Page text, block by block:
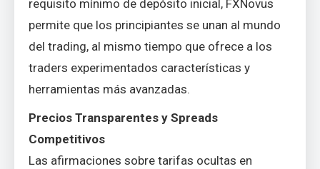
requisito mínimo de depósito inicial, FXNovus
permite que los principiantes se unan al mundo
del trading, al mismo tiempo que ofrece a los
traders experimentados características y
herramientas más avanzadas.
Precios Transparentes y Spreads
Competitivos
Las afirmaciones sobre tarifas ocultas en